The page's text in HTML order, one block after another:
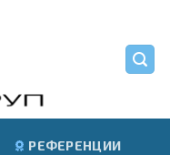
РЕФЕРЕНЦИИ